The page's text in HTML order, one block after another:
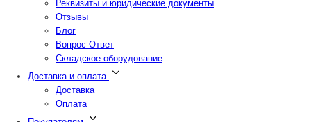
Реквизиты и юридические документы
Отзывы
Блог
Вопрос-Ответ
Складское оборудование
Доставка и оплата
Доставка
Оплата